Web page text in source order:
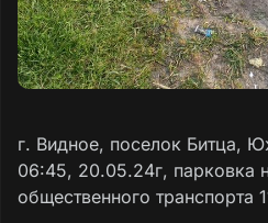
г. Видное, поселок Битца,
06:45, 20.05.24г, парковка
общественного транспорта